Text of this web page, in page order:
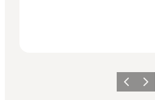
ForrigeNeste